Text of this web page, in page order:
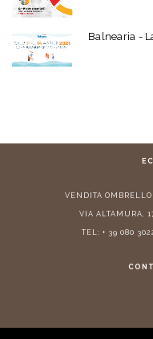
Balnearia -
VENDITA
VIA ALTAMURA,
TEL: + 39 080